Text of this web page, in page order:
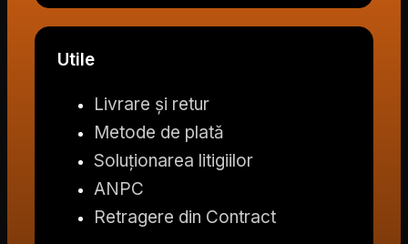
Utile
Livrare și retur
Metode de plată
Soluționarea litigiilor
ANPC
Retragere din Contract